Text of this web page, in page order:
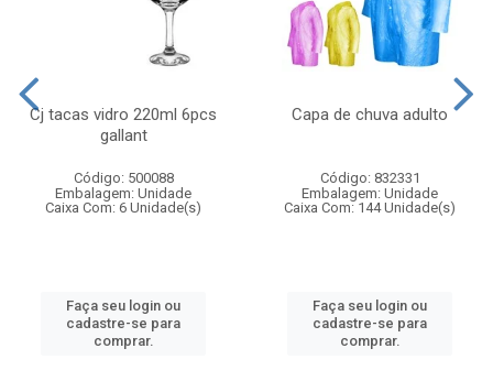
Cj tacas vidro 220ml 6pcs
gallant
Código: 500088
Embalagem: Unidade
Caixa Com: 6 Unidade(s)
Faça seu login ou
cadastre-se para
comprar.
Capa de chuva adulto
Código: 832331
Embalagem: Unidade
Caixa Com: 144 Unidade(s)
Faça seu login ou
cadastre-se para
comprar.